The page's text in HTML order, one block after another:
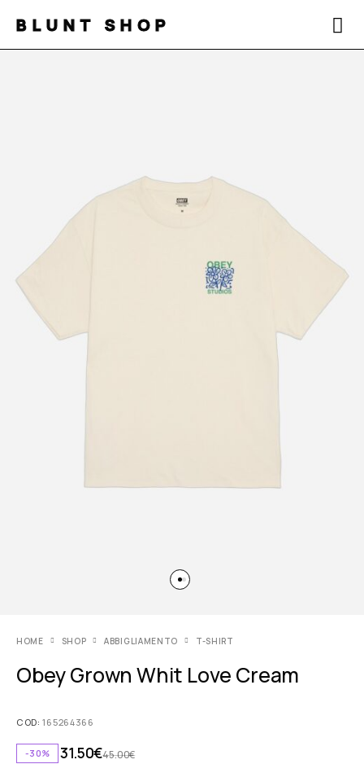
BLUNT SHOP
HOME SHOP ABBIGLIAMENTO T-SHIRT
Obey Grown Whit Love Cream
COD:165264366
-30% 45.00€
31.50€